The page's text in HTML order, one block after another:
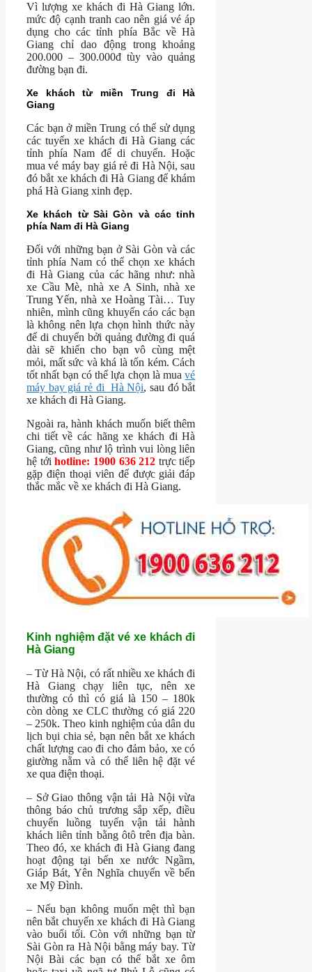
Vì lượng xe khách đi Hà Giang lớn.
mức độ cạnh tranh cao nên giá vé áp
dụng cho các tỉnh phía Bắc về Hà
Giang chỉ dao động trong khoảng
200.000 – 300.000đ tùy vào quảng
đường bạn đi.
Xe khách từ miền Trung đi Hà
Giang
Các bạn ở miền Trung có thể sử dụng
các tuyến xe khách đi Hà Giang các
tỉnh phía Nam để di chuyển. Hoặc
mua vé máy bay giá rẻ đi Hà Nội, sau
đó bắt xe khách đi Hà Giang để khám
phá Hà Giang xinh đẹp.
Xe khách từ Sài Gòn và các tỉnh
phía Nam đi Hà Giang
Đối với những bạn ở Sài Gòn và các
tỉnh phía Nam có thể chọn xe khách
đi Hà Giang của các hãng như: nhà
xe Cầu Mè, nhà xe A Sinh, nhà xe
Trung Yến, nhà xe Hoàng Tài… Tuy
nhiên, mình cũng khuyến cáo các bạn
là không nên lựa chọn hình thức này
để di chuyển bởi quảng đường đi quá
dài sẽ khiến cho bạn vô cùng mệt
mỏi, mất sức và khá là tốn kém. Cách
tốt nhất bạn có thể lựa chọn là muavé
máy bay giá rẻ đi Hà Nội, sau đó bắt
xe khách đi Hà Giang.
Ngoài ra, hành khách muốn biết thêm
chi tiết về các hãng xe khách đi Hà
Giang, cũng như lộ trình vui lòng liên
hệ tớihotline: 1900 636 212 trực tiếp
gặp điện thoại viên để được giải đáp
thắc mắc về xe khách đi Hà Giang.
Kinh nghiệm đặt vé xe khách đi
Hà Giang
– Từ Hà Nội, có rất nhiều xe khách đi
Hà Giang chạy liên tục, nên xe
thường có thì có giá là 150 – 180k
còn dòng xe CLC thường có giá 220
– 250k. Theo kinh nghiệm của dân du
lịch bụi chia sẻ, bạn nên bắt xe khách
chất lượng cao đi cho đảm bảo, xe có
giường nằm và có thể liên hệ đặt vé
xe qua điện thoại.
– Sở Giao thông vận tải Hà Nội vừa
thông báo chủ trương sắp xếp, điều
chuyển luồng tuyến vận tải hành
khách liên tỉnh bằng ôtô trên địa bàn.
Theo đó, xe khách đi Hà Giang đang
hoạt động tại bến xe nước Ngầm,
Giáp Bát, Yên Nghĩa chuyển về bến
xe Mỹ Đình.
– Nếu bạn không muốn mệt thì bạn
nên bắt chuyến xe khách đi Hà Giang
vào buổi tối. Còn với những bạn từ
Sài Gòn ra Hà Nội bằng máy bay. Từ
Nội Bài các bạn có thể bắt xe ôm